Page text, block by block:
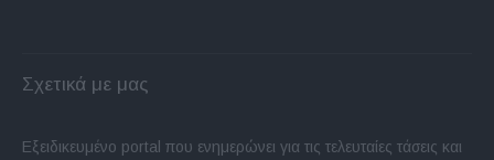
Σχετικά με μας
Εξειδικευμένο portal που ενημερώνει για τις τελευταίες τάσεις και